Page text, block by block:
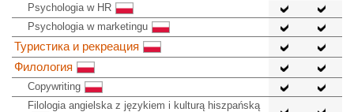
Psychologia w HR
Psychologia w marketingu
Туристика и рекреация
Филология
Copywriting
Filologia angielska z językiem i kulturą hiszpańską